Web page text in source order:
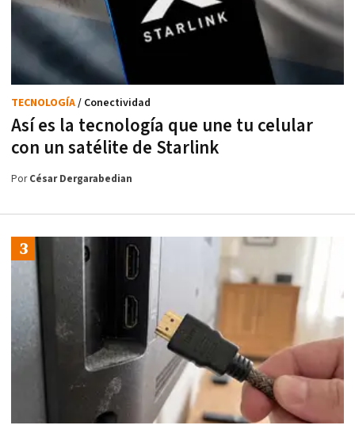
Así es la tecnología que une tu celular
con un satélite de Starlink
TECNOLOGÍA/ Conectividad
PorCésar Dergarabedian